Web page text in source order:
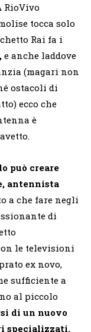
RioVivo
tocca solo
Rai fa i
e anche laddove
(magari non
ostacoli di
ecco che
è
può creare
antennista
a che fare negli
di
le televisioni
ex novo,
sufficiente a
al piccolo
di un nuovo
specializzati.